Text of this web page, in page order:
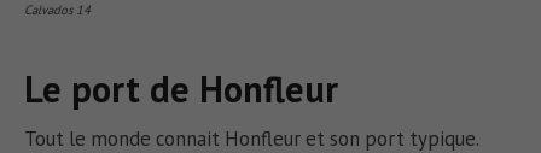
Calvados 14
Le port de Honfleur
Tout le monde connait Honfleur et son port typique.